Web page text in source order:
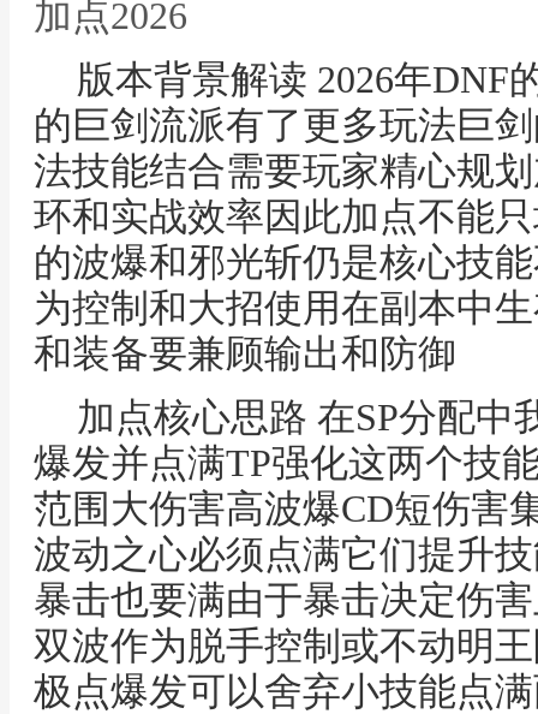
加点2026
版本背景解读 2026年DNF
的巨剑流派有了更多玩法巨
法技能结合需要玩家精心规
环和实战效率因此加点不能
的波爆和邪光斩仍是核心技
为控制和大招使用在副本中
和装备要兼顾输出和防御
加点核心思路 在SP分配中
爆发并点满TP强化这两个技
范围大伤害高波爆CD短伤害
波动之心必须点满它们提升
暴击也要满由于暴击决定伤
双波作为脱手控制或不动明
极点爆发可以舍弃小技能点